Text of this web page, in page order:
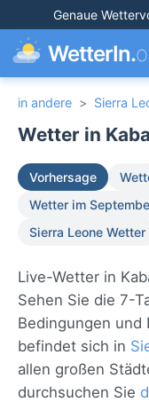
Genaue
WetterIn.
in andere > Sierra
Wetter in
Vorhersage
Wetter im
Sierra Leone Wetter
Live-Wetter in
Sehen Sie die 7-
Bedingungen und
befindet sich in
allen großen
durchsuchen Sie